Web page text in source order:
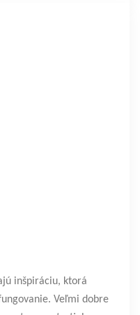
inšpiráciu, ktorá
Veľmi dobre